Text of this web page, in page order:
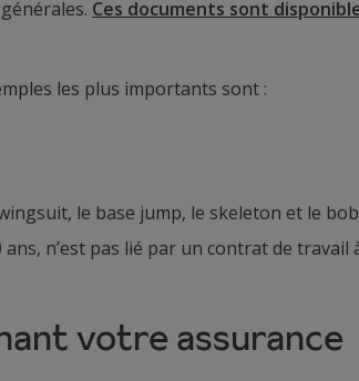
Ces documents sont
les plus importants sont :
le base jump, le skeleton et le
ans, n’est pas lié par un contrat de
votre assurance